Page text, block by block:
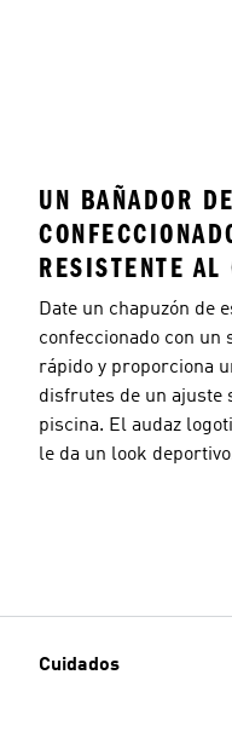
UN BAÑADOR
RESISTENTE AL
Date un chapuzón de
confeccionado con un
rápido y proporciona
disfrutes de un ajuste
piscina. El audaz
le da un look
Cuidados